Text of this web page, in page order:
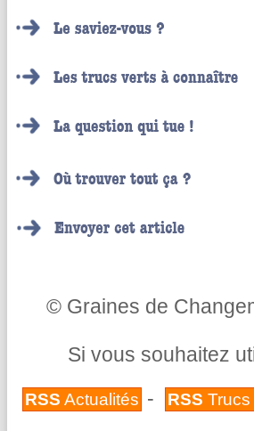
© Graines de
Si vous souhaitez
RSS Actualités - RSS Trucs